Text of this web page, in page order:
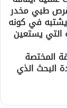
عن ضبط وحجز ما مجموعه 210قرص طبي مخدر
في كونه
التي يستعين
المختصة
البحث الذي